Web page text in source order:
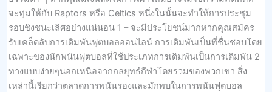
จะทุ่มให้กับ Raptors หรือ Celtics หนึ่งในนั้นจะทำให้การประชุม
รอบชิงชนะเลิศอย่างแน่นอน 1 – จะมีประโยชน์มากหากคุณสมัคร
รับเคล็ดลับการเดิมพันฟุตบอลออนไลน์ การเดิมพันเป็นที่ชื่นชอบโดย
เฉพาะของนักพนันฟุตบอลที่ใช้ประเภทการเดิมพันเป็นการเดิมพัน 2
ทางแบบง่ายๆนอกเหนือจากกลยุทธ์กีฬาโดยรวมของพวกเขา สิ่ง
เหล่านี้เรียกว่าตลาดการพนันรองและมักพบในการพนันฟุตบอล